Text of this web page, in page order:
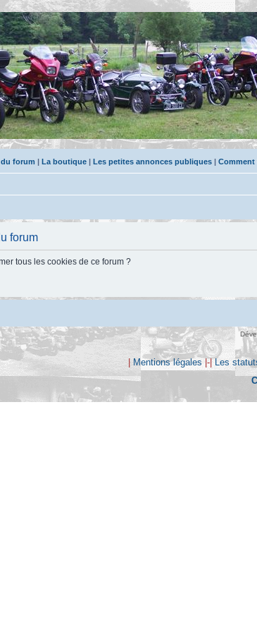
forum | La boutique | Les petites annonces publiques |
forum
tous les cookies de ce forum ?
Mentions légales |-| Les